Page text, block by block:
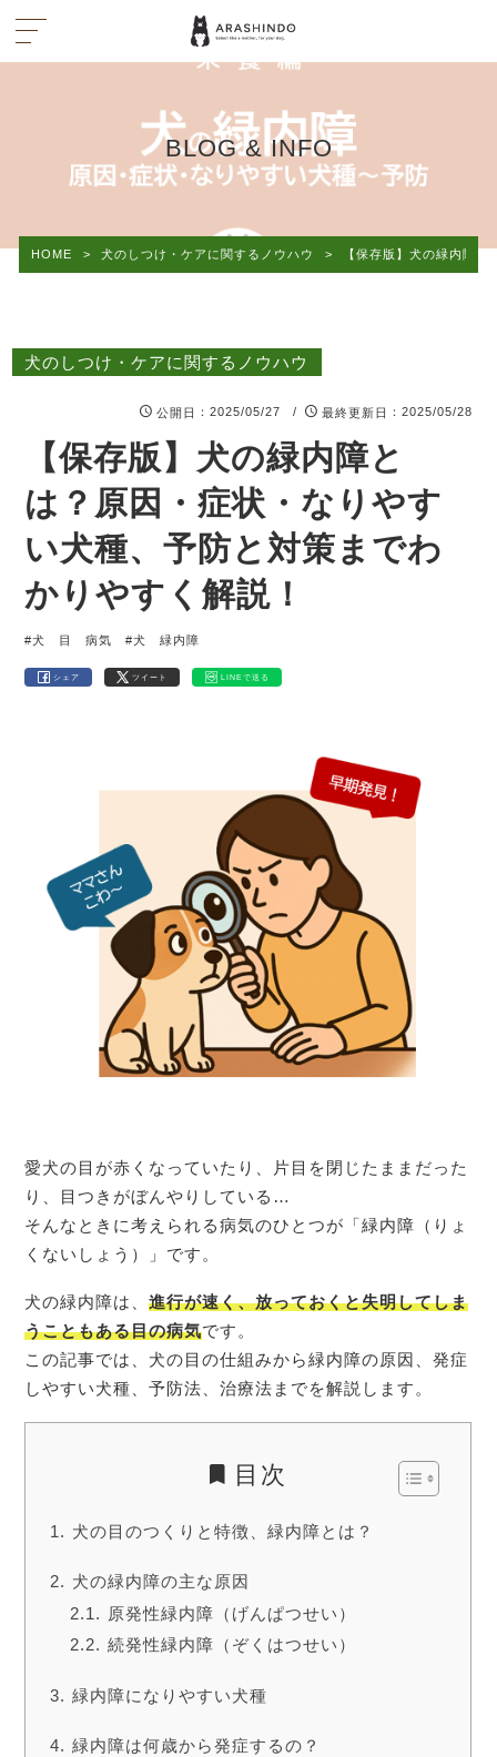
BLOG & INFO
HOME > 犬のしつけ・ケアに関するノウハウ > 【保存版】犬の緑内障
犬のしつけ・ケアに関するノウハウ
公開日 ：2025/05/27 / 最終更新日 ：2025/05/28
【保存版】犬の緑内障と
は？原因・症状・なりやす
い犬種、予防と対策までわ
かりやすく解説！
#犬 目 病気 #犬 緑内障
シェア ツイート LINEで送る
愛犬の目が赤くなっていたり、片目を閉じたままだった
り、目つきがぼんやりしている…
そんなときに考えられる病気のひとつが「緑内障（りょ
くないしょう）」です。
犬の緑内障は、進行が速く、放っておくと失明してしま
うこともある目の病気です。
この記事では、犬の目の仕組みから緑内障の原因、発症
しやすい犬種、予防法、治療法までを解説します。
目次
犬の目のつくりと特徴、緑内障とは？
犬の緑内障の主な原因
原発性緑内障（げんぱつせい）
続発性緑内障（ぞくはつせい）
緑内障になりやすい犬種
緑内障は何歳から発症するの？